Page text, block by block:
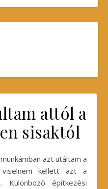
attól a
sisaktól
kellett azt a
Különböző építkezési